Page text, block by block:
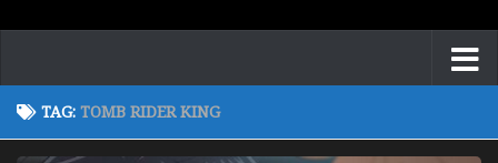
TAG: TOMB RIDER KING